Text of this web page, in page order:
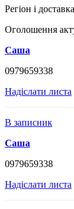
Регіон і
Оголошення
Саша
0979659338
Надіслати листа
В записник
Саша
0979659338
Надіслати листа